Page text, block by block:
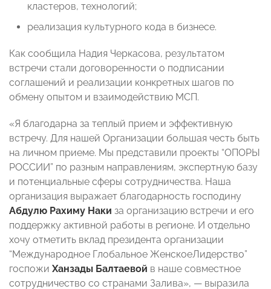
кластеров, технологий;
реализация культурного кода в бизнесе.
Как сообщила Надия Черкасова, результатом
встречи стали договоренности о подписании
соглашений и реализации конкретных шагов по
обмену опытом и взаимодействию МСП.
«Я благодарна за теплый прием и эффективную
встречу. Для нашей Организации большая честь быть
на личном приеме. Мы представили проекты “ОПОРЫ
РОССИИ” по разным направлениям, экспертную базу
и потенциальные сферы сотрудничества. Наша
организация выражает благодарность господину
Абдулю Рахиму Наки за организацию встречи и его
поддержку активной работы в регионе. И отдельно
хочу отметить вклад президента организации
“Международное Глобальное ЖенскоеЛидерство”
госпожи Ханзады Балтаевой в наше совместное
сотрудничество со странами Залива», — выразила